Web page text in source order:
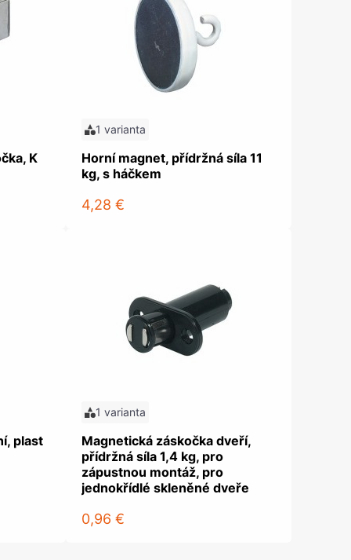
K
1 varianta
Horní magnet, přídržná síla 11
kg, s háčkem
4,28 €
plast
1 varianta
Magnetická záskočka dveří,
přídržná síla 1,4 kg, pro
zápustnou montáž, pro
jednokřídlé skleněné dveře
0,96 €